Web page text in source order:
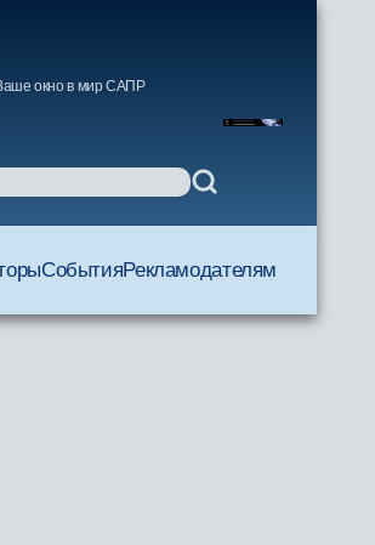
окно в мир САПР
СобытияРекламодателям